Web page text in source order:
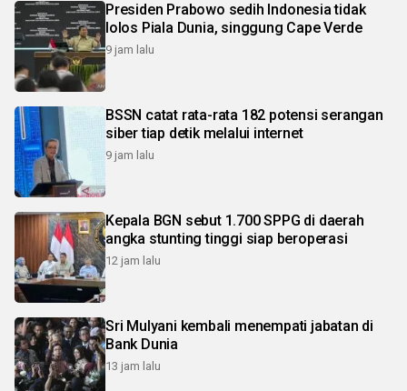
Presiden Prabowo sedih Indonesia tidak
lolos Piala Dunia, singgung Cape Verde
9 jam lalu
BSSN catat rata-rata 182 potensi serangan
siber tiap detik melalui internet
9 jam lalu
Kepala BGN sebut 1.700 SPPG di daerah
angka stunting tinggi siap beroperasi
12 jam lalu
Sri Mulyani kembali menempati jabatan di
Bank Dunia
13 jam lalu